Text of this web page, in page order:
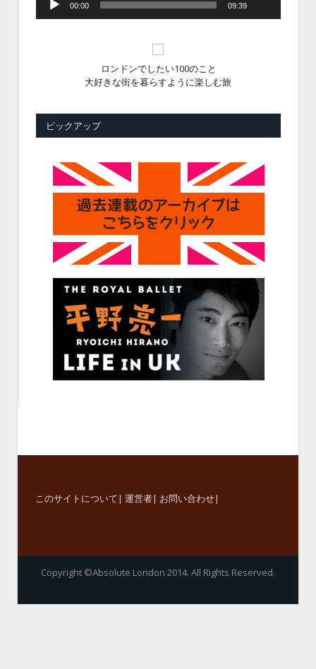
00:00 09:39
ロンドンでしたい100のこと
大好きな街を暮らすように楽しむ旅
ピックアップ
このサイトについて| 運営者| お問い合わせ|
Copyright ©Absolute London 2014. All Rights Reserved.